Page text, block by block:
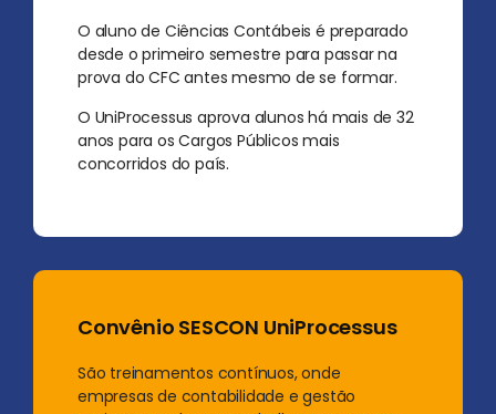
O aluno de Ciências Contábeis é preparado
desde o primeiro semestre para passar na
prova do CFC antes mesmo de se formar.
O UniProcessus aprova alunos há mais de 32
anos para os Cargos Públicos mais
concorridos do país.
Convênio SESCON UniProcessus
São treinamentos contínuos, onde
empresas de contabilidade e gestão